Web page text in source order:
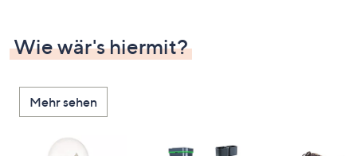
Wie wär's hiermit?
Mehr sehen